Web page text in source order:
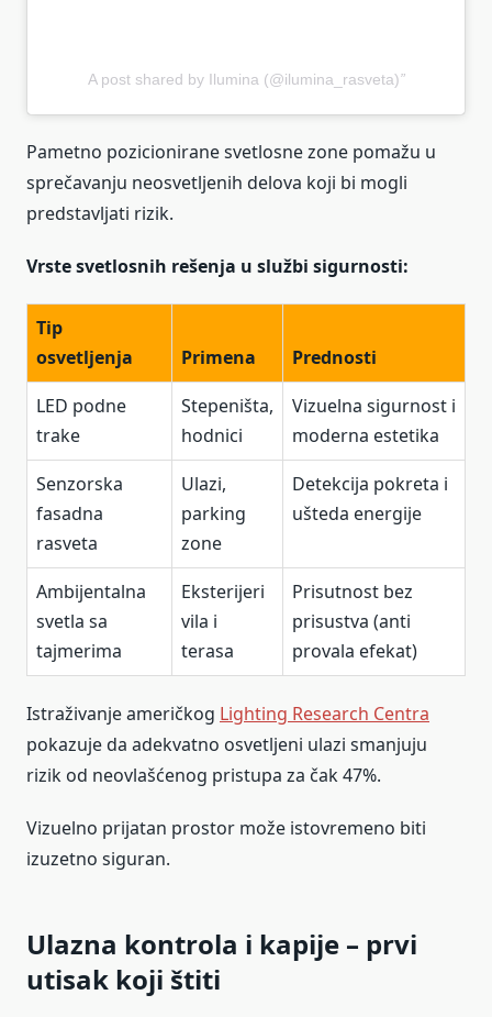
A post shared by Ilumina (@ilumina_rasveta)
Pametno pozicionirane svetlosne zone pomažu u
sprečavanju neosvetljenih delova koji bi mogli
predstavljati rizik.
Vrste svetlosnih rešenja u službi sigurnosti:
Tip
osvetljenja
Primena
Prednosti
LED podne
trake
Stepeništa,
hodnici
Vizuelna sigurnost i
moderna estetika
Senzorska
fasadna
rasveta
Ulazi,
parking
zone
Detekcija pokreta i
ušteda energije
Ambijentalna
svetla sa
tajmerima
Eksterijeri
vila i
terasa
Prisutnost bez
prisustva (anti
provala efekat)
Istraživanje američkog Lighting Research Centra
pokazuje da adekvatno osvetljeni ulazi smanjuju
rizik od neovlašćenog pristupa za čak 47%.
Vizuelno prijatan prostor može istovremeno biti
izuzetno siguran.
Ulazna kontrola i kapije – prvi
utisak koji štiti